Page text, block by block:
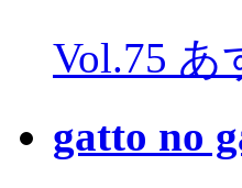
Vol.75 あ
gatto no